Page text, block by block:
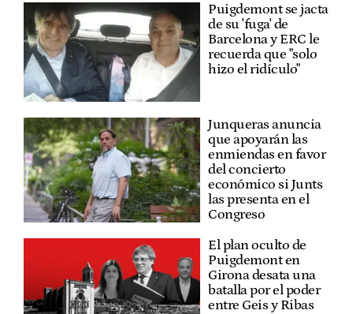
Puigdemont se jacta
de su 'fuga' de
Barcelona y ERC le
recuerda que "solo
hizo el ridículo"
Junqueras anuncia
que apoyarán las
enmiendas en favor
del concierto
económico si Junts
las presenta en el
Congreso
El plan oculto de
Puigdemont en
Girona desata una
batalla por el poder
entre Geis y Ribas